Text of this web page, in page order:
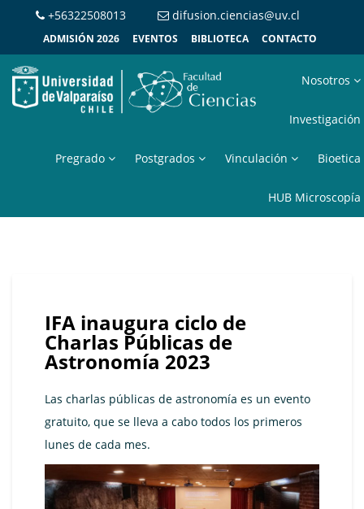
+56322508013 difusion.ciencias@uv.cl
ADMISIÓN 2026 EVENTOS BIBLIOTECA CONTACTO
Nosotros
Investigación
Pregrado Postgrados Vinculación Bioetica
HUB Microscopía
IFA inaugura ciclo de
Charlas Públicas de
Astronomía 2023
Las charlas públicas de astronomía es un evento
gratuito, que se lleva a cabo todos los primeros
lunes de cada mes.